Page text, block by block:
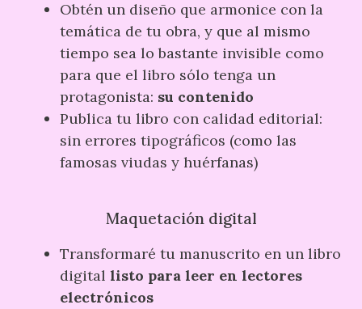
Obtén un diseño que armonice con la
temática de tu obra, y que al mismo
tiempo sea lo bastante invisible como
para que el libro sólo tenga un
protagonista: su contenido
Publica tu libro con calidad editorial:
sin errores tipográficos (como las
famosas viudas y huérfanas)
Maquetación digital
Transformaré tu manuscrito en un libro
digital listo para leer en lectores
electrónicos